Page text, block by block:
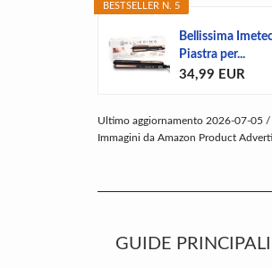
BESTSELLER N. 5
Bellissima
Piastra per...
34,99 EUR
Ultimo aggiornamento 2026-07-05
Immagini da Amazon Product
GUIDE PRINCIPALI